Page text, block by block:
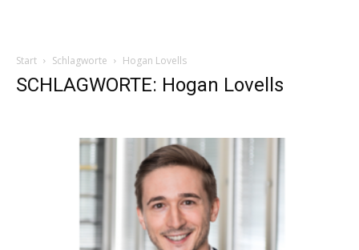
Start Schlagworte Hogan Lovells
SCHLAGWORTE: Hogan Lovells